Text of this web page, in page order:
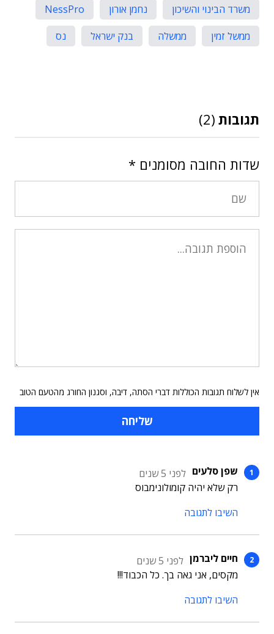
משרד הבינוי והשיכון
נחמן אורון
NessPro
ממשל זמין
ממשלה בנק ישראל נס
תגובות (2)
שדות החובה מסומנים *
אין לשלוח תגובות הכוללות דברי הסתה, דיבה, וסגנון החורג מהטעם הטוב
שפן סלעים לפני 5 שנים
רק שלא יהיה קומולונימבוס
השיבו לתגובה
חיים ליברמן לפני 5 שנים
מקסים, אני גאה בך. כל הכבוד!!!
השיבו לתגובה